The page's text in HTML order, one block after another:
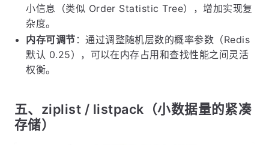
小信息（类似 Order Statistic Tree），增加实现复
杂度。
内存可调节 ：通过调整随机层数的概率参数（Redis
默认 0.25），可以在内存占用和查找性能之间灵活
权衡。
五、ziplist / listpack（小数据量的紧凑
存储）